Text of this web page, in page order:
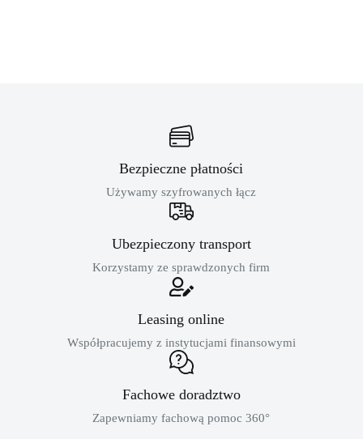
Bezpieczne płatności
Używamy szyfrowanych łącz
Ubezpieczony transport
Korzystamy ze sprawdzonych firm
Leasing online
Współpracujemy z instytucjami finansowymi
Fachowe doradztwo
Zapewniamy fachową pomoc 360°